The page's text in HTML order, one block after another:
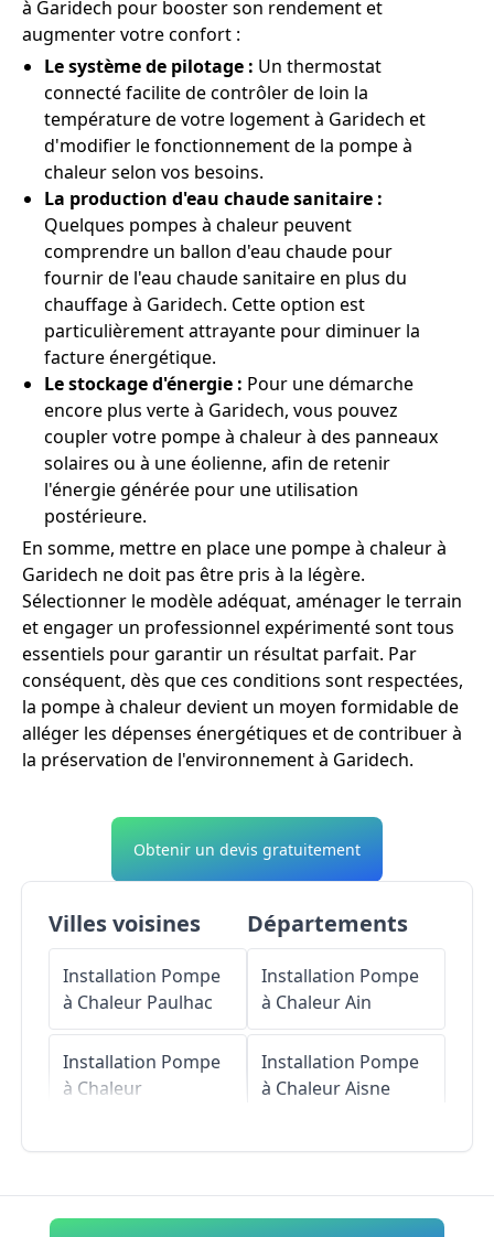
à Garidech pour booster son rendement et
augmenter votre confort :
Le système de pilotage : Un thermostat
connecté facilite de contrôler de loin la
température de votre logement à Garidech et
d'modifier le fonctionnement de la pompe à
chaleur selon vos besoins.
La production d'eau chaude sanitaire :
Quelques pompes à chaleur peuvent
comprendre un ballon d'eau chaude pour
fournir de l'eau chaude sanitaire en plus du
chauffage à Garidech. Cette option est
particulièrement attrayante pour diminuer la
facture énergétique.
Le stockage d'énergie : Pour une démarche
encore plus verte à Garidech, vous pouvez
coupler votre pompe à chaleur à des panneaux
solaires ou à une éolienne, afin de retenir
l'énergie générée pour une utilisation
postérieure.
En somme, mettre en place une pompe à chaleur à
Garidech ne doit pas être pris à la légère.
Sélectionner le modèle adéquat, aménager le terrain
et engager un professionnel expérimenté sont tous
essentiels pour garantir un résultat parfait. Par
conséquent, dès que ces conditions sont respectées,
la pompe à chaleur devient un moyen formidable de
alléger les dépenses énergétiques et de contribuer à
la préservation de l'environnement à Garidech.
Obtenir un devis gratuitement
Villes voisines
Installation Pompe
à Chaleur Paulhac
Installation Pompe
à Chaleur
Installation Pompe
Départements
Installation Pompe
à ChaleurAin
Installation Pompe
à ChaleurAisne
Installation Pompe